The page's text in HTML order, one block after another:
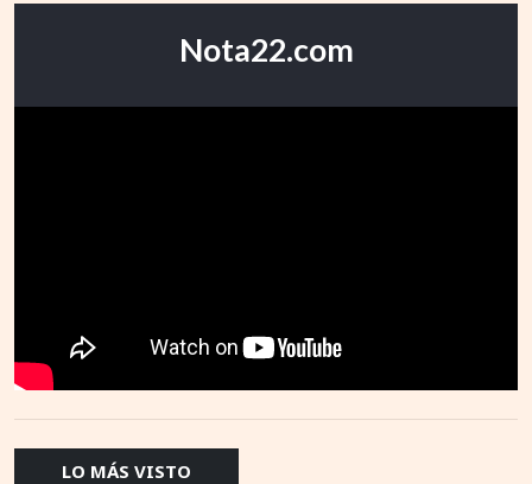
Nota22.com
LO MÁS VISTO